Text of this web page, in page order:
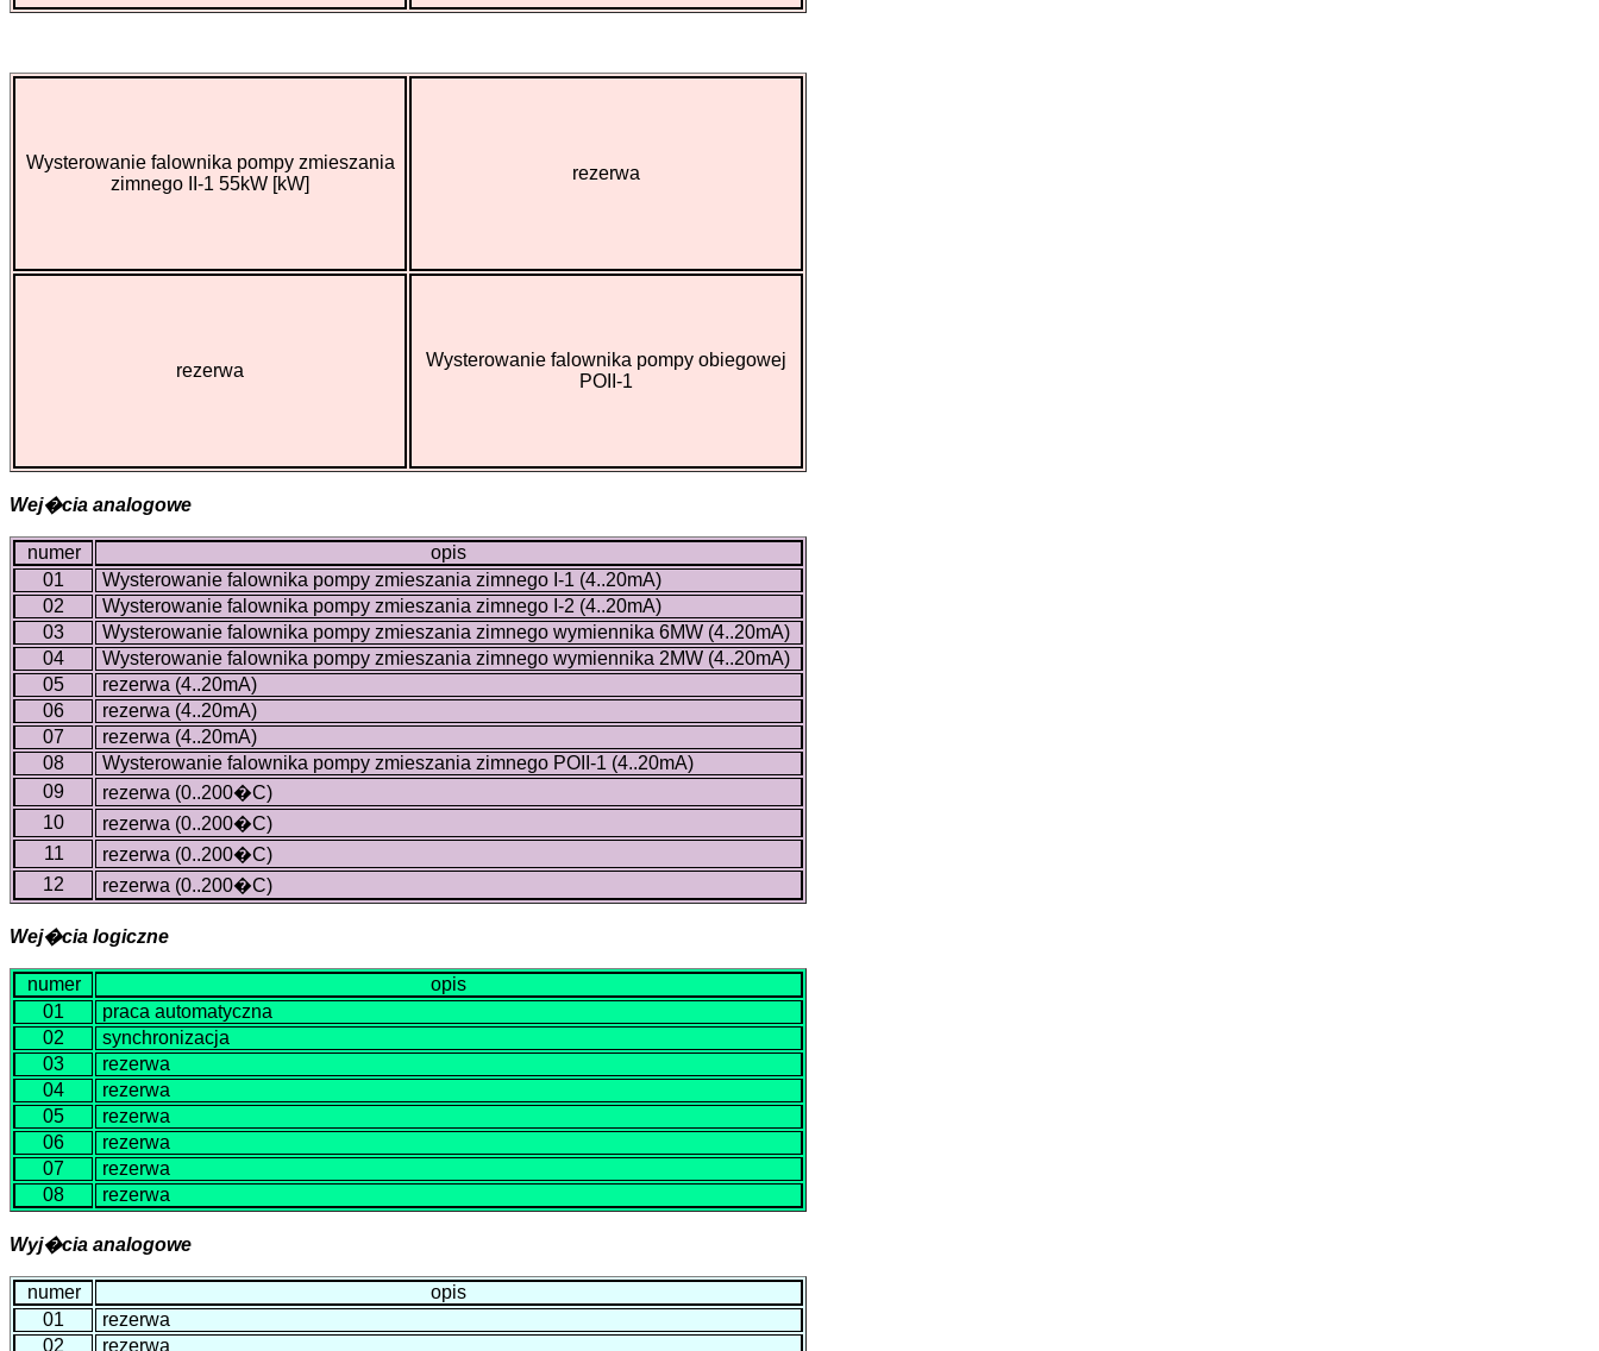
Wysterowanie falownika pompy zmieszania
zimnego II-1 55kW [kW]
rezerwa
rezerwa
Wysterowanie falownika pompy obiegowej
POII-1
Wej�cia analogowe
numer
opis
01
Wysterowanie falownika pompy zmieszania zimnego I-1 (4..20mA)
02
Wysterowanie falownika pompy zmieszania zimnego I-2 (4..20mA)
03
Wysterowanie falownika pompy zmieszania zimnego wymiennika 6MW (4..20mA)
04
Wysterowanie falownika pompy zmieszania zimnego wymiennika 2MW (4..20mA)
05
rezerwa (4..20mA)
06
rezerwa (4..20mA)
07
rezerwa (4..20mA)
08
Wysterowanie falownika pompy zmieszania zimnego POII-1 (4..20mA)
09
rezerwa (0..200�C)
10
rezerwa (0..200�C)
11
rezerwa (0..200�C)
12
rezerwa (0..200�C)
Wej�cia logiczne
numer
opis
01
praca automatyczna
02
synchronizacja
03
rezerwa
04
rezerwa
05
rezerwa
06
rezerwa
07
rezerwa
08
rezerwa
Wyj�cia analogowe
numer
opis
01
rezerwa
02
rezerwa